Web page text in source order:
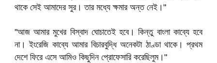
থাকে সেই আমাদের সুর। তার মধ্যে ক্ষমার অন্ত নেই।"
"আজ আমার মুখের বিস্বাদ ঘোচাতেই হবে। কিন্তু বাংলা কাব্যে হবে
না। ইংরেজি কাব্যে আমার বিচারবুদ্ধি অনেকটা ঠাণ্ডা থাকে। প্রথম
দেশে ফিরে এসে আমিও কিছুদিন প্রোফেসারি করেছিলুম।"